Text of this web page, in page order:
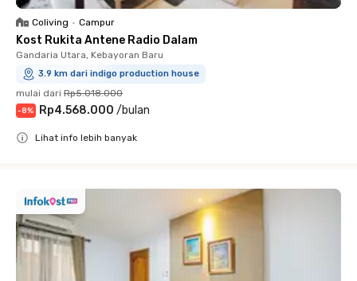
Coliving • Campur
Kost Rukita Antene Radio Dalam
Gandaria Utara, Kebayoran Baru
3.9 km dari indigo production house
mulai dari Rp5.018.000
-8% Rp4.568.000 /bulan
Lihat info lebih banyak